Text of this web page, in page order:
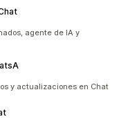
agente de IA y
y actualizaciones en Chat